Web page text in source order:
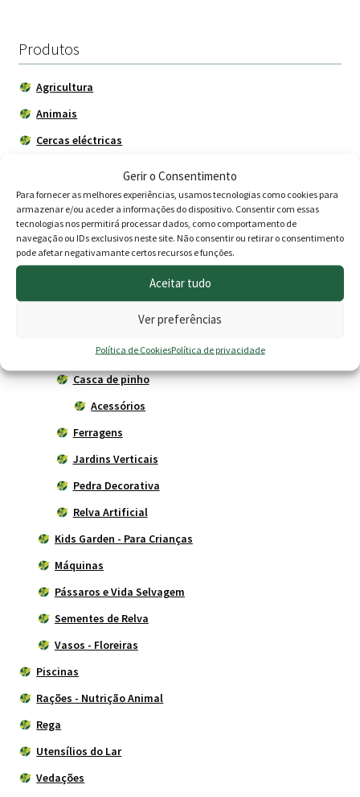
Gerir o Consentimento
Para fornecer as melhores experiências, usamos tecnologias como cookies para
armazenar e/ou aceder a informações do dispositivo. Consentir com essas
tecnologias nos permitirá processar dados, como comportamento de
navegação ou IDs exclusivos neste site. Não consentir ou retirar o consentimento
pode afetar negativamante certos recursos e funções.
Aceitar tudo
Ver preferências
Política de CookiesPolítica de privacidade
Produtos
Agricultura
Animais
Cercas eléctricas
Depósitos - Fossas
Drogaria
Jardim
Árvores de Jardim
Decoração
Casca de pinho
Acessórios
Ferragens
Jardins Verticais
Pedra Decorativa
Relva Artificial
Kids Garden - Para Crianças
Máquinas
Pássaros e Vida Selvagem
Sementes de Relva
Vasos - Floreiras
Piscinas
Rações - Nutrição Animal
Rega
Utensílios do Lar
Vedações